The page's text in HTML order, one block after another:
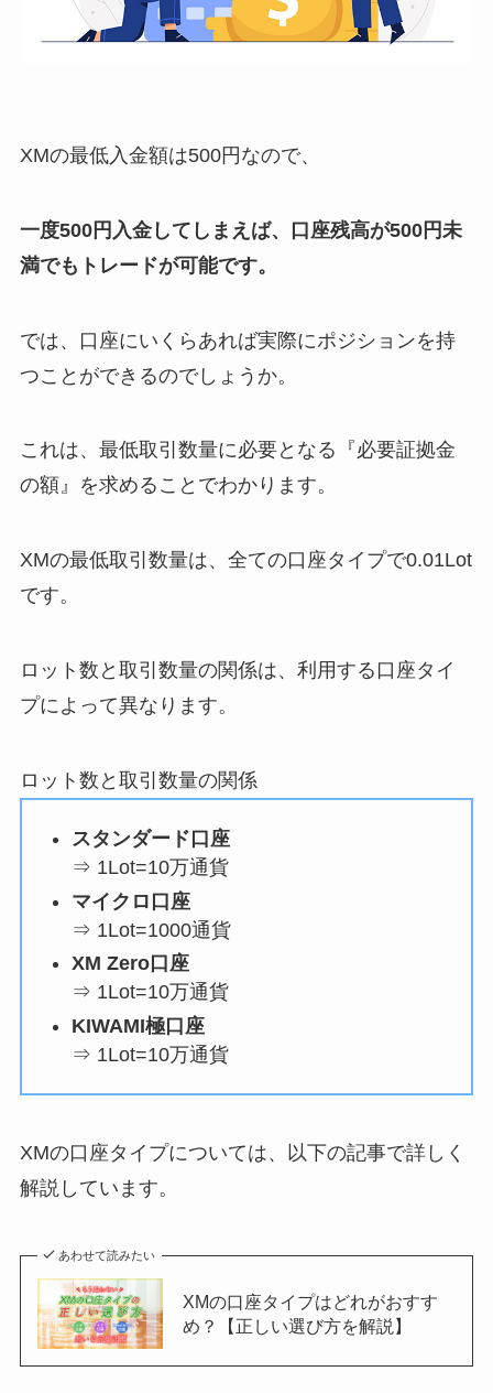
XMの最低入金額は500円なので、
一度500円入金してしまえば、口座残高が500円未
満でもトレードが可能です。
では、口座にいくらあれば実際にポジションを持
つことができるのでしょうか。
これは、最低取引数量に必要となる『必要証拠金
の額』を求めることでわかります。
XMの最低取引数量は、全ての口座タイプで0.01Lot
です。
ロット数と取引数量の関係は、利用する口座タイ
プによって異なります。
ロット数と取引数量の関係
スタンダード口座
⇒ 1Lot=10万通貨
マイクロ口座
⇒ 1Lot=1000通貨
XM Zero口座
⇒ 1Lot=10万通貨
KIWAMI極口座
⇒ 1Lot=10万通貨
XMの口座タイプについては、以下の記事で詳しく
解説しています。
あわせて読みたい
XMの口座タイプはどれがおすす
め？【正しい選び方を解説】